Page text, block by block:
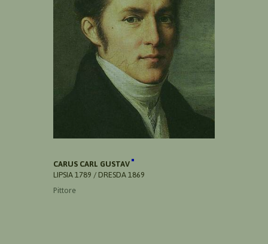
CARUS CARL GUSTAV
LIPSIA 1789 / DRESDA 1869
Pittore